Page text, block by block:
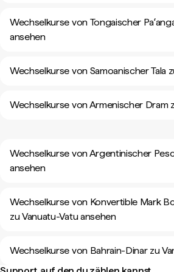
Wechselkurse von Tongaischer
ansehen
Wechselkurse von Samoanischer Tala
Wechselkurse von Armenischer Dram
Wechselkurse von Argentinischer
ansehen
Wechselkurse von Konvertible Mark
zu Vanuatu-Vatu ansehen
Wechselkurse von Bahrain-Dinar zu